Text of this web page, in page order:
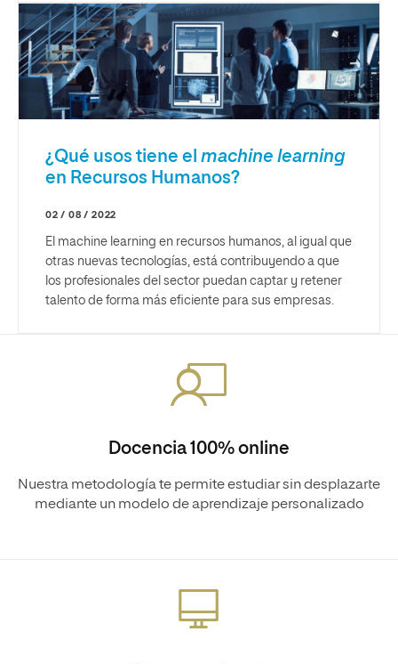
¿Qué usos tiene el machine learning
en Recursos Humanos?
02 / 08 / 2022
El machine learning en recursos humanos, al igual que
otras nuevas tecnologías, está contribuyendo a que
los profesionales del sector puedan captar y retener
talento de forma más eficiente para sus empresas.
Docencia 100% online
Nuestra metodología te permite estudiar sin desplazarte
mediante un modelo de aprendizaje personalizado